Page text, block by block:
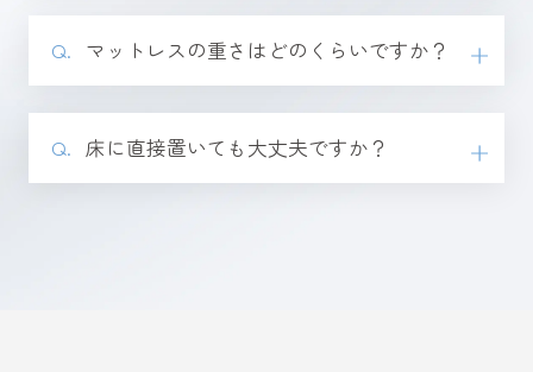
マットレスの重さはどのくらいですか？
床に直接置いても大丈夫ですか？